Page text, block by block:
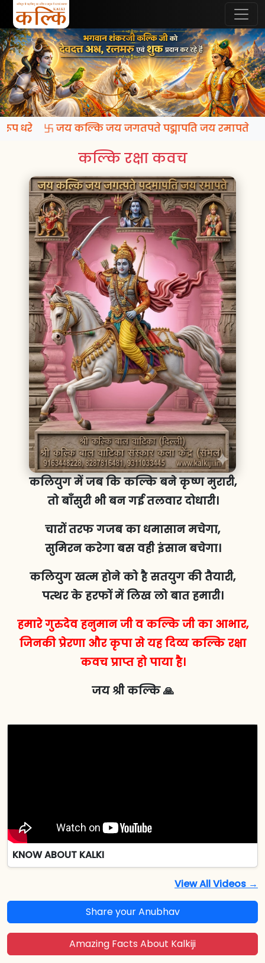
धरे 卐 जय कल्कि जय जगतपते पद्मापति जय रमापते
कल्कि रक्षा कवच
कलियुग में जब कि कल्कि बने कृष्ण मुरारी,
तो बाँसुरी भी बन गई तलवार दोधारी।
चारों तरफ गजब का धमासान मचेगा,
सुमिरन करेगा बस वही इंसान बचेगा।
कलियुग खत्म होने को है सतयुग की तैयारी,
पत्थर के हरफों में लिख लो बात हमारी।
हमारे गुरुदेव हनुमान जी व कल्कि जी का आभार,
जिनकी प्रेरणा और कृपा से यह दिव्य कल्कि रक्षा
कवच प्राप्त हो पाया है।
जय श्री कल्कि 🙏
KNOW ABOUT KALKI
View All Videos →
Share your Anubhav
Amazing Facts About Kalkiji